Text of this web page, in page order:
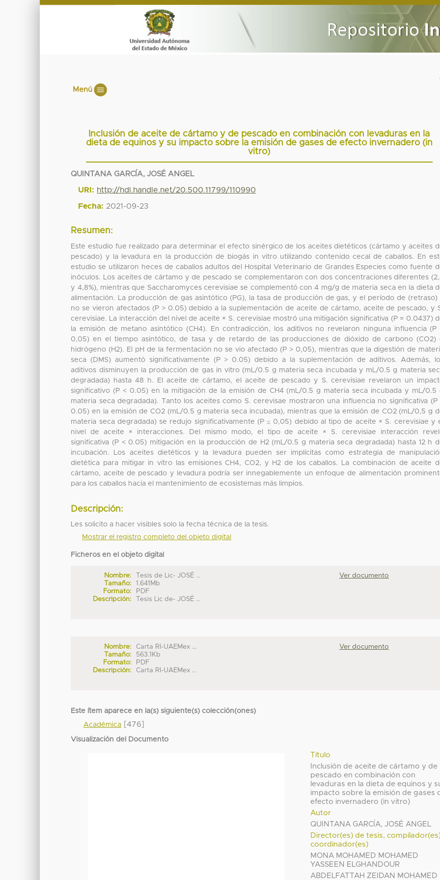
Menú
Inclusión de aceite de cártamo y de pescado en combinación con levaduras en la
dieta de equinos y su impacto sobre la emisión de gases de efecto invernadero (in
vitro)
QUINTANA GARCÍA, JOSÉ ANGEL
URI: http://hdl.handle.net/20.500.11799/110990
Fecha: 2021-09-23
Resumen:
Este estudio fue realizado para determinar el efecto sinérgico de los aceites dietéticos (cártamo y aceites
pescado) y la levadura en la producción de biogás in vitro utilizando contenido cecal de caballos. En
estudio se utilizaron heces de caballos adultos del Hospital Veterinario de Grandes Especies como fuente
inóculos. Los aceites de cártamo y de pescado se complementaron con dos concentraciones diferentes
y 4,8%), mientras que Saccharomyces cerevisiae se complementó con 4 mg/g de materia seca en la dieta
alimentación. La producción de gas asintótico (PG), la tasa de producción de gas, y el período de (retraso)
no se vieron afectados (P > 0.05) debido a la suplementación de aceite de cártamo, aceite de pescado, y
cerevisiae. La interacción del nivel de aceite × S. cerevisiae mostró una mitigación significativa (P = 0.0437)
la emisión de metano asintótico (CH4). En contradicción, los aditivos no revelaron ninguna influencia (P
0,05) en el tiempo asintótico, de tasa y de retardo de las producciones de dióxido de carbono (CO2)
hidrógeno (H2). El pH de la fermentación no se vio afectado (P > 0,05), mientras que la digestión de
seca (DMS) aumentó significativamente (P > 0.05) debido a la suplementación de aditivos. Además,
aditivos disminuyen la producción de gas in vitro (mL/0.5 g materia seca incubada y mL/0.5 g materia
degradada) hasta 48 h. El aceite de cártamo, el aceite de pescado y S. cerevisiae revelaron un
significativo (P < 0.05) en la mitigación de la emisión de CH4 (mL/0.5 g materia seca incubada y mL/0.5
materia seca degradada). Tanto los aceites como S. cerevisae mostraron una influencia no significativa (P
0.05) en la emisión de CO2 (mL/0.5 g materia seca incubada), mientras que la emisión de CO2 (mL/0,5 g
materia seca degradada) se redujo significativamente (P ≤ 0,05) debido al tipo de aceite × S. cerevisiae y
nivel de aceite × interacciones. Del mismo modo, el tipo de aceite × S. cerevisiae interacción
significativa (P < 0.05) mitigación en la producción de H2 (mL/0.5 g materia seca degradada) hasta 12 h
incubación. Los aceites dietéticos y la levadura pueden ser implícitas como estrategia de
dietética para mitigar in vitro las emisiones CH4, CO2, y H2 de los caballos. La combinación de aceite
cártamo, aceite de pescado y levadura podría ser innegablemente un enfoque de alimentación
para los caballos hacia el mantenimiento de ecosistemas más limpios.
Descripción:
Les solicito a hacer visibles solo la fecha técnica de la tesis.
Mostrar el registro completo del objeto digital
Ficheros en el objeto digital
Nombre:
Tesis de Lic- JOSÉ ...
Tamaño:
1.641Mb
Formato:
PDF
Descripción:
Tesis Lic de- JOSÉ ...
Ver documento
Nombre:
Carta RI-UAEMex ...
Tamaño:
563.1Kb
Formato:
PDF
Descripción:
Carta RI-UAEMex ...
Ver documento
Este ítem aparece en la(s) siguiente(s) colección(ones)
Académica [476]
Visualización del Documento
Título
Inclusión de aceite de cártamo y de
pescado en combinación con
levaduras en la dieta de equinos y
impacto sobre la emisión de gases
efecto invernadero (in vitro)
Autor
QUINTANA GARCÍA, JOSÉ ANGEL
Director(es) de tesis,
coordinador(es)
MONA MOHAMED MOHAMED
YASSEEN ELGHANDOUR
ABDELFATTAH ZEIDAN MOHAMED